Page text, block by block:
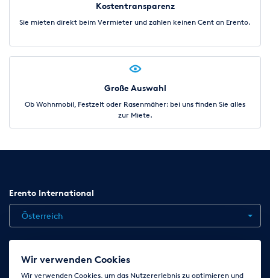
Kostentransparenz
Sie mieten direkt beim Vermieter und zahlen keinen Cent an Erento.
Große Auswahl
Ob Wohnmobil, Festzelt oder Rasenmäher: bei uns finden Sie alles
zur Miete.
Erento International
Österreich
Jobs Kontakt News
AGB
Impressum Cookie-Einstellungen ändern
Wir verwenden Cookies
Wir verwenden Cookies, um das Nutzererlebnis zu optimieren und